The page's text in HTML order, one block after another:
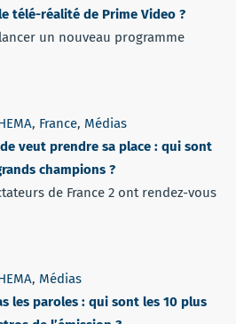
télé-réalité de Prime Video ?
un nouveau programme
, France, Médias
veut prendre sa place : qui sont
champions ?
de France 2 ont rendez-vous
, Médias
les paroles : qui sont les 10 plus